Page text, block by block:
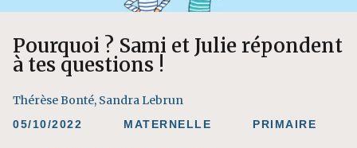
Pourquoi ? Sami et Julie répondent
à tes questions !
Thérèse Bonté, Sandra Lebrun
05/10/2022 MATERNELLE PRIMAIRE